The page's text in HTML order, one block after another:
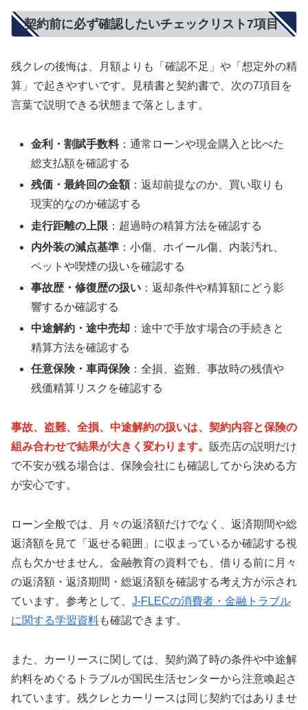
契約前に必ず確認したいチェックリスト7項目
残クレの後悔は、月額よりも「確認不足」や「想定外の精
算」で起きやすいです。見積書と契約書で、次の7項目を
言葉で説明できる状態まで落とします。
金利・割賦手数料：通常ローンや現金購入と比べた
総支払額を確認する
残価・最終回の金額：返却前提なのか、買い取りも
現実的なのか確認する
走行距離の上限 ：超過時の精算方法を確認する
内外装の減点基準 ：小傷、ホイール傷、内装汚れ、
ペットや喫煙の扱いを確認する
事故歴・修復歴の扱い ：返却条件や精算額にどう影
響するか確認する
中途解約・途中売却 ：途中で手放す場合の手続きと
精算方法を確認する
任意保険・車両保険：全損、盗難、事故時の残債や
残価精算リスクを確認する
事故、盗難、全損、中途解約の扱いは、契約内容と保険の
組み合わせで結果が大きく変わります。 販売店の説明だけ
で不安が残る場合は、保険会社にも確認してから決める方
が安心です。
ローン全般では、月々の返済額だけでなく、返済期間や総
返済額を見て「返せる範囲」に収まっているか確認する視
点も欠かせません。金融教育の資料でも、借りる前に月々
の返済額・返済期間・総返済額を確認する考え方が示され
ています。参考として、 J-FLECの消費者・金融トラブル
に関する学習資料も確認できます。
また、カーリースに関しては、契約満了時の条件や中途解
約料をめぐるトラブルが国民生活センターから注意喚起さ
れています。残クレとカーリースは同じ契約ではありませ